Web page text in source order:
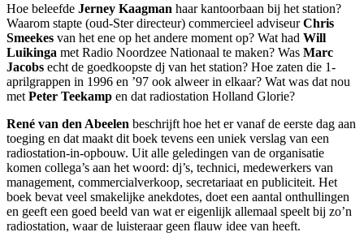
Hoe beleefde Jerney Kaagman haar kantoorbaan bij het station?
Waarom stapte (oud-Ster directeur) commercieel adviseurChris
Smeekes van het ene op het andere moment op? Wat had Will
Luikinga met Radio Noordzee Nationaal te maken? Was Marc
Jacobs echt de goedkoopste dj van het station? Hoe zaten die 1-
aprilgrappen in 1996 en ’97 ook alweer in elkaar? Wat was dat nou
met Peter Teekamp en dat radiostation Holland Glorie?
René van den Abeelen beschrijft hoe het er vanaf de eerste dag aan
toeging en dat maakt dit boek tevens een uniek verslag van een
radiostation-in-opbouw. Uit alle geledingen van de organisatie
komen collega’s aan het woord: dj’s, technici, medewerkers van
management, commercialverkoop, secretariaat en publiciteit. Het
boek bevat veel smakelijke anekdotes, doet een aantal onthullingen
en geeft een goed beeld van wat er eigenlijk allemaal speelt bij zo’n
radiostation, waar de luisteraar geen flauw idee van heeft.